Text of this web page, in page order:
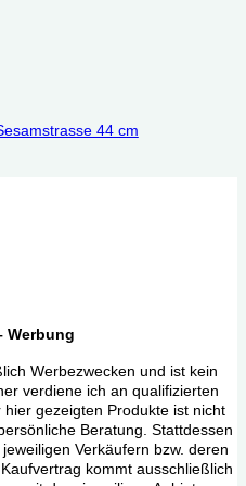
44 cm
Werbung
Werbezwecken und ist kein
verdiene ich an qualifizierten
gezeigten Produkte ist nicht
Beratung. Stattdessen
Verkäufern bzw. deren
kommt ausschließlich